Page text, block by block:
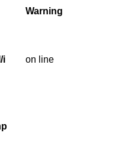
Warning
i
on line